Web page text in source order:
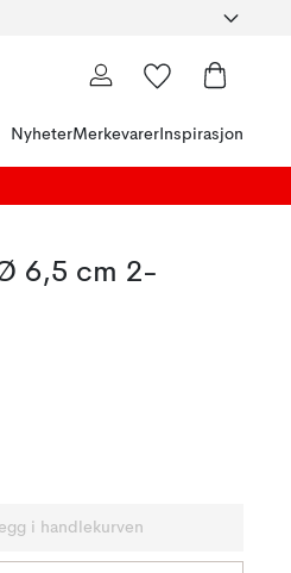
NyheterMerkevarer Inspirasjon
6,5 cm 2-
i handlekurven